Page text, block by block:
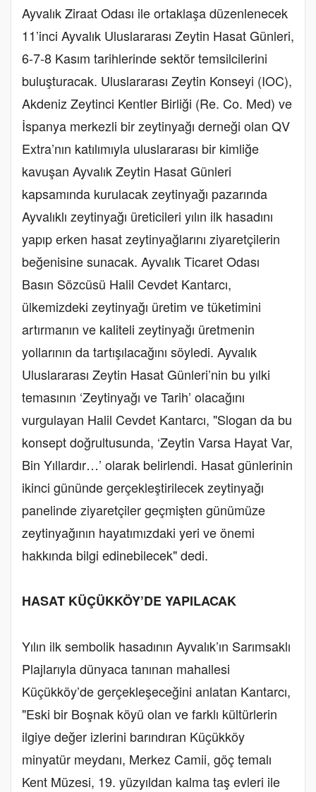
Ayvalık Ziraat Odası ile ortaklaşa düzenlenecek
11’inci Ayvalık Uluslararası Zeytin Hasat Günleri,
6-7-8 Kasım tarihlerinde sektör temsilcilerini
buluşturacak. Uluslararası Zeytin Konseyi (IOC),
Akdeniz Zeytinci Kentler Birliği (Re. Co. Med) ve
İspanya merkezli bir zeytinyağı derneği olan QV
Extra’nın katılımıyla uluslararası bir kimliğe
kavuşan Ayvalık Zeytin Hasat Günleri
kapsamında kurulacak zeytinyağı pazarında
Ayvalıklı zeytinyağı üreticileri yılın ilk hasadını
yapıp erken hasat zeytinyağlarını ziyaretçilerin
beğenisine sunacak. Ayvalık Ticaret Odası
Basın Sözcüsü Halil Cevdet Kantarcı,
ülkemizdeki zeytinyağı üretim ve tüketimini
artırmanın ve kaliteli zeytinyağı üretmenin
yollarının da tartışılacağını söyledi. Ayvalık
Uluslararası Zeytin Hasat Günleri’nin bu yılki
temasının ‘Zeytinyağı ve Tarih’ olacağını
vurgulayan Halil Cevdet Kantarcı, "Slogan da bu
konsept doğrultusunda, ‘Zeytin Varsa Hayat Var,
Bin Yıllardır…’ olarak belirlendi. Hasat günlerinin
ikinci gününde gerçekleştirilecek zeytinyağı
panelinde ziyaretçiler geçmişten günümüze
zeytinyağının hayatımızdaki yeri ve önemi
hakkında bilgi edinebilecek" dedi.
HASAT KÜÇÜKKÖY’DE YAPILACAK
Yılın ilk sembolik hasadının Ayvalık’ın Sarımsaklı
Plajlarıyla dünyaca tanınan mahallesi
Küçükköy’de gerçekleşeceğini anlatan Kantarcı,
"Eski bir Boşnak köyü olan ve farklı kültürlerin
ilgiye değer izlerini barındıran Küçükköy
minyatür meydanı, Merkez Camii, göç temalı
Kent Müzesi, 19. yüzyıldan kalma taş evleri ile